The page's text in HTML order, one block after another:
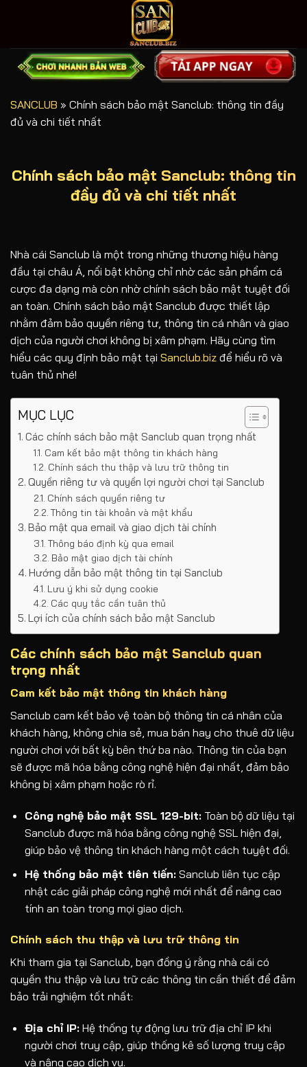
dung
SANCLUB » Chính sách bảo mật Sanclub: thông tin đầy
đủ và chi tiết nhất
Chính sách bảo mật Sanclub: thông tin
đầy đủ và chi tiết nhất
Nhà cái Sanclub là một trong những thương hiệu hàng
đầu tại châu Á, nổi bật không chỉ nhờ các sản phẩm cá
cược đa dạng mà còn nhờ chính sách bảo mật tuyệt đối
an toàn. Chính sách bảo mật Sanclub được thiết lập
nhằm đảm bảo quyền riêng tư, thông tin cá nhân và giao
dịch của người chơi không bị xâm phạm. Hãy cùng tìm
hiểu các quy định bảo mật tại Sanclub.biz để hiểu rõ và
tuân thủ nhé!
MỤC LỤC
Các chính sách bảo mật Sanclub quan trọng nhất
Cam kết bảo mật thông tin khách hàng
Chính sách thu thập và lưu trữ thông tin
Quyền riêng tư và quyền lợi người chơi tại Sanclub
Chính sách quyền riêng tư
Thông tin tài khoản và mật khẩu
Bảo mật qua email và giao dịch tài chính
Thông báo định kỳ qua email
Bảo mật giao dịch tài chính
Hướng dẫn bảo mật thông tin tại Sanclub
Lưu ý khi sử dụng cookie
Các quy tắc cần tuân thủ
Lợi ích của chính sách bảo mật Sanclub
Các chính sách bảo mật Sanclub quan
trọng nhất
Cam kết bảo mật thông tin khách hàng
Sanclub cam kết bảo vệ toàn bộ thông tin cá nhân của
khách hàng, không chia sẻ, mua bán hay cho thuê dữ liệu
người chơi với bất kỳ bên thứ ba nào. Thông tin của bạn
sẽ được mã hóa bằng công nghệ hiện đại nhất, đảm bảo
không bị xâm phạm hoặc rò rỉ.
Công nghệ bảo mật SSL 129-bit:Toàn bộ dữ liệu tại
Sanclub được mã hóa bằng công nghệ SSL hiện đại,
giúp bảo vệ thông tin khách hàng một cách tuyệt đối.
Hệ thống bảo mật tiên tiến:Sanclub liên tục cập
nhật các giải pháp công nghệ mới nhất để nâng cao
tính an toàn trong mọi giao dịch.
Chính sách thu thập và lưu trữ thông tin
Khi tham gia tại Sanclub, bạn đồng ý rằng nhà cái có
quyền thu thập và lưu trữ các thông tin cần thiết để đảm
bảo trải nghiệm tốt nhất:
Địa chỉ IP:Hệ thống tự động lưu trữ địa chỉ IP khi
người chơi truy cập, giúp thống kê số lượng truy cập
và nâng cao dịch vụ.